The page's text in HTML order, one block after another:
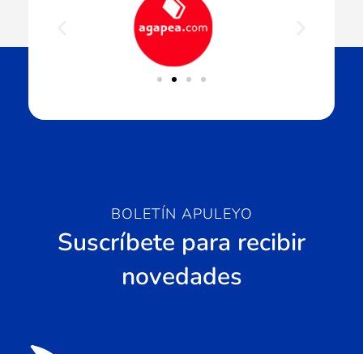
BOLETÍN APULEYO
Suscríbete para recibir
novedades